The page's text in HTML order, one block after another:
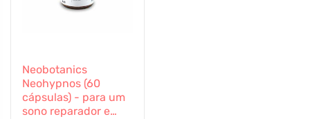
Neobotanics
Neohypnos (60
cápsulas) - para um
sono reparador e